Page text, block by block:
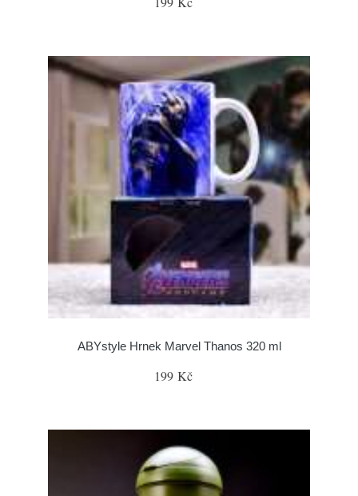
ABYstyle Hrnek Marvel Thanos 320 ml
199 Kč